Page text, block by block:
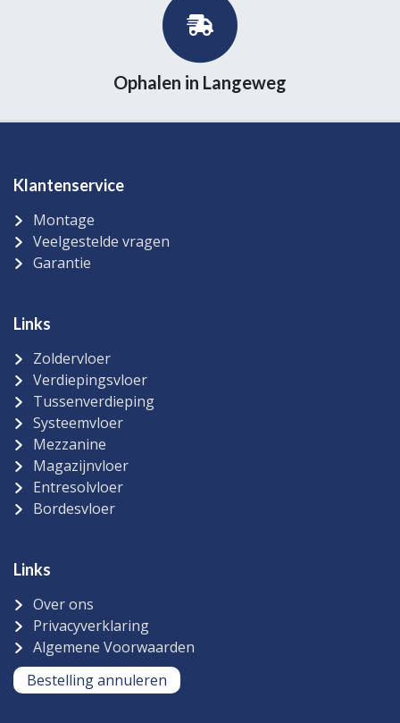
Ophalen in Langeweg
Klantenservice
Montage
Veelgestelde vragen
Garantie
Links
Zoldervloer
Verdiepingsvloer
Tussenverdieping
Systeemvloer
Mezzanine
Magazijnvloer
Entresolvloer
Bordesvloer
Links
Over ons
Privacyverklaring
Algemene Voorwaarden
Bestelling annuleren